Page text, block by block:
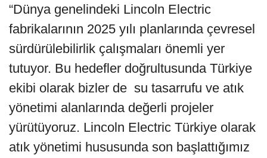
“Dünya genelindeki Lincoln Electric
fabrikalarının 2025 yılı planlarında çevresel
sürdürülebilirlik çalışmaları önemli yer
tutuyor. Bu hedefler doğrultusunda Türkiye
ekibi olarak bizler de su tasarrufu ve atık
yönetimi alanlarında değerli projeler
yürütüyoruz. Lincoln Electric Türkiye olarak
atık yönetimi hususunda son başlattığımız